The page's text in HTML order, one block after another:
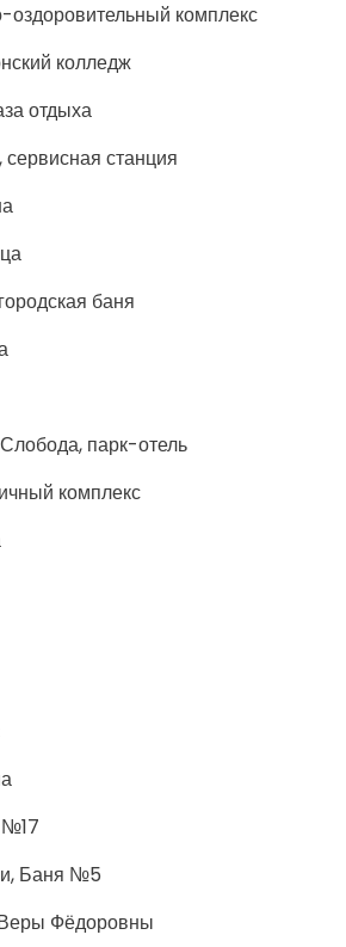
комплекс
колледж
отдыха
станция
баня
парк-отель
комплекс
№17
Баня №5
Фёдоровны